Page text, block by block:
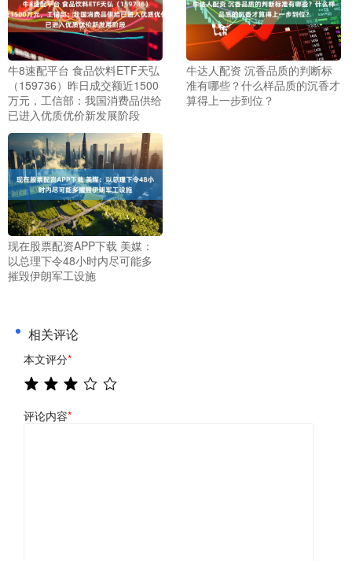
牛8速配平台 食品饮料ETF天弘
（159736）昨日成交额近1500
万元，工信部：我国消费品供给
已进入优质优价新发展阶段
牛达人配资 沉香品质的判断标
准有哪些？什么样品质的沉香才
算得上一步到位？
现在股票配资APP下载 美媒：
以总理下令48小时内尽可能多
摧毁伊朗军工设施
相关评论
本文评分*
评论内容*